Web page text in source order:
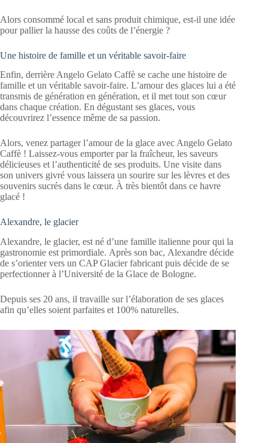
Alors consommé local et sans produit chimique, est-il une idée
pour pallier la hausse des coûts de l’énergie ?
Une histoire de famille et un véritable savoir-faire
Enfin, derrière Angelo Gelato Caffè se cache une histoire de
famille et un véritable savoir-faire. L’amour des glaces lui a été
transmis de génération en génération, et il met tout son cœur
dans chaque création. En dégustant ses glaces, vous
découvrirez l’essence même de sa passion.
Alors, venez partager l’amour de la glace avec Angelo Gelato
Caffè ! Laissez-vous emporter par la fraîcheur, les saveurs
délicieuses et l’authenticité de ses produits. Une visite dans
son univers givré vous laissera un sourire sur les lèvres et des
souvenirs sucrés dans le cœur. À très bientôt dans ce havre
glacé !
Alexandre, le glacier
Alexandre, le glacier, est né d’une famille italienne pour qui la
gastronomie est primordiale. Après son bac, Alexandre décide
de s’orienter vers un CAP Glacier fabricant puis décide de se
perfectionner à l’Université de la Glace de Bologne.
Depuis ses 20 ans, il travaille sur l’élaboration de ses glaces
afin qu’elles soient parfaites et 100% naturelles.